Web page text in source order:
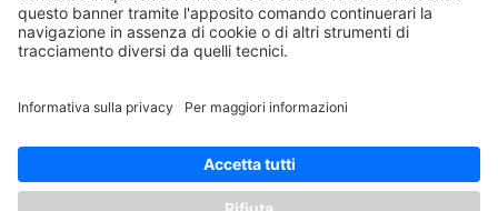
Viale E. Forlanini, 21 - 20134, Milano
(+39)027021121
E-mail:eeinfo@eenet.it
ORARI
Lunedì — Giovedì: - 08:30 - 13:00 – 14:00 - 17:30
Venerdì: - 08:30 - 13:00 – 14:00 - 16:00
offrirti la migliore navigazione
OK